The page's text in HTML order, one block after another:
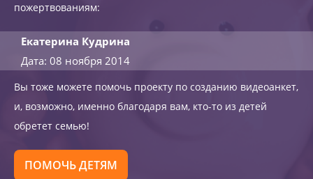
пожертвованиям:
Екатерина Кудрина
Дата: 08 ноября 2014
Вы тоже можете помочь проекту по созданию видеоанкет,
и, возможно, именно благодаря вам, кто-то из детей
обретет семью!
ПОМОЧЬ ДЕТЯМ